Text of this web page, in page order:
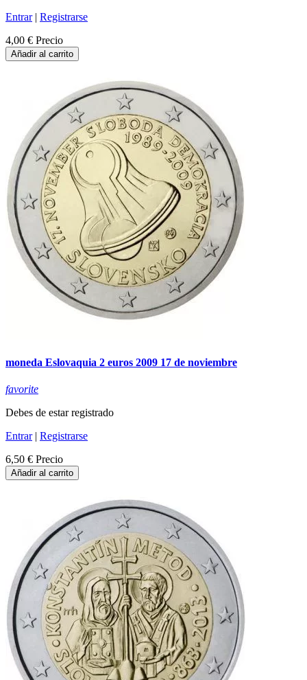
Entrar| Registrarse
4,00 € Precio
Añadir al carrito
moneda Eslovaquia 2 euros 2009 17 de noviembre
favorite
Debes de estar registrado
Entrar| Registrarse
6,50 € Precio
Añadir al carrito